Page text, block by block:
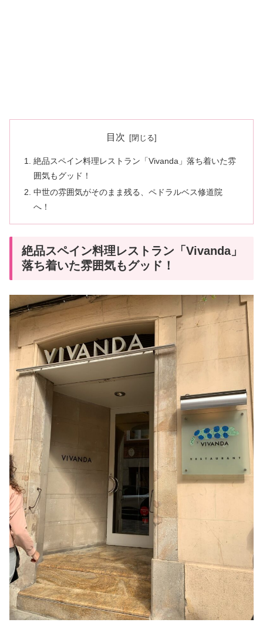
目次
絶品スペイン料理レストラン「Vivanda」落ち着いた雰
囲気もグッド！
中世の雰囲気がそのまま残る、ペドラルベス修道院
へ！
絶品スペイン料理レストラン「Vivanda」
落ち着いた雰囲気もグッド！